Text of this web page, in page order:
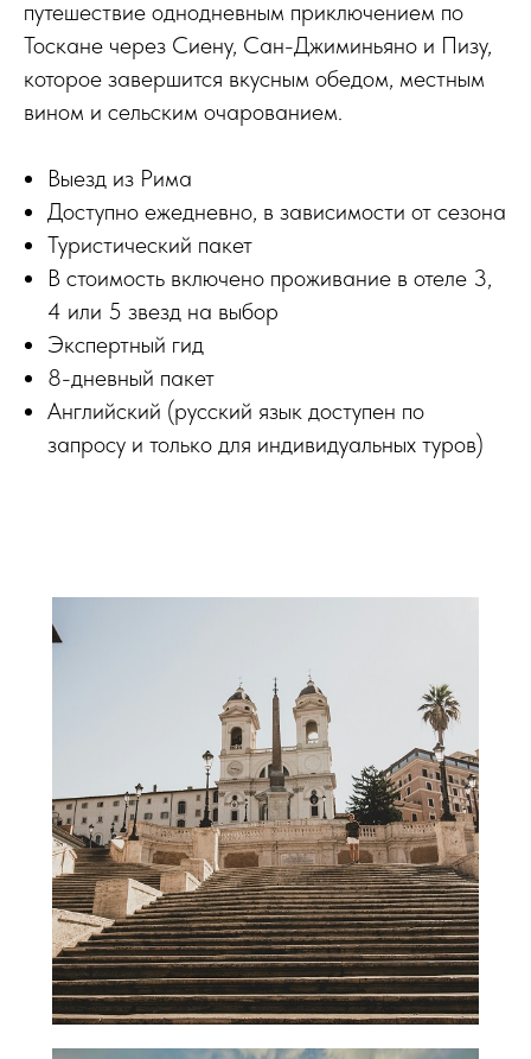
путешествие однодневным приключением по
Тоскане через Сиену, Сан-Джиминьяно и Пизу,
которое завершится вкусным обедом, местным
вином и сельским очарованием.
Выезд из Рима
Доступно ежедневно, в зависимости от сезона
Туристический пакет
В стоимость включено проживание в отеле 3,
4 или 5 звезд на выбор
Экспертный гид
8-дневный пакет
Английский (русский язык доступен по
запросу и только для индивидуальных туров)